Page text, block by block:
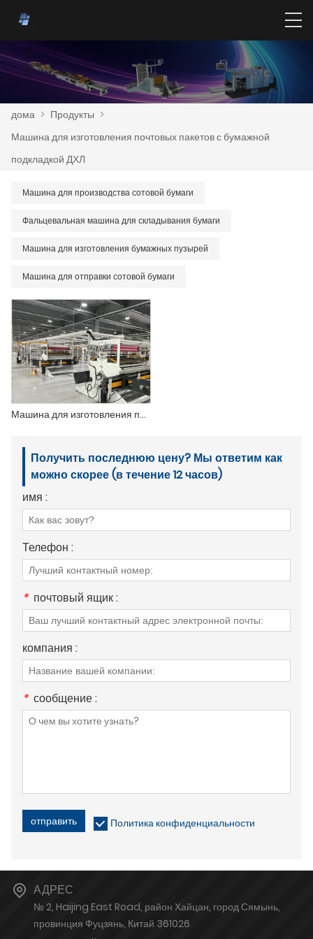
дома > Продукты >
Машина для изготовления почтовых пакетов с бумажной
подкладкой ДХЛ
Машина для производства сотовой бумаги
Фальцевальная машина для складывания бумаги
Машина для изготовления бумажных пузырей
Машина для отправки сотовой бумаги
Машина для изготовления почтовых пакетов с бумажной подкладкой ДХЛ
Получить последнюю цену? Мы ответим как
можно скорее (в течение 12 часов)
имя :
Телефон :
* почтовый ящик :
компания :
* сообщение :
отправить Политика конфиденциальности
АДРЕС
№ 2, Haijing East Road, район Хайцан, город Сямынь,
провинция Фуцзянь, Китай 361026